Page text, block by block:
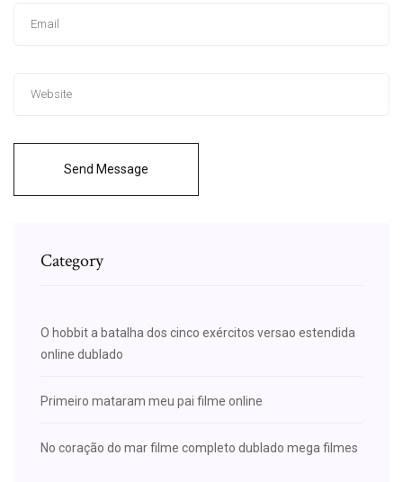
Send Message
Category
O hobbit a batalha dos cinco exércitos versao estendida
online dublado
Primeiro mataram meu pai filme online
No coração do mar filme completo dublado mega filmes